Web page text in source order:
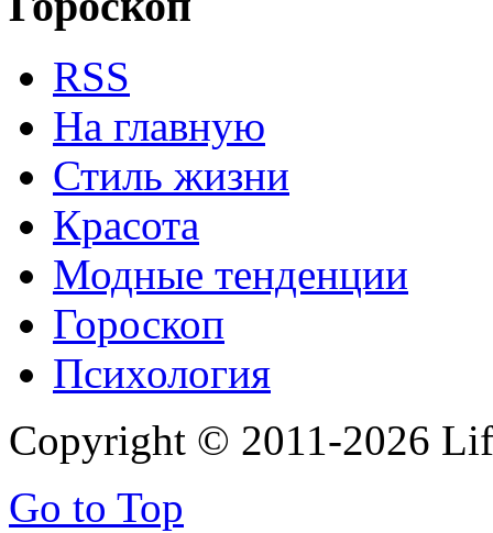
RSS
На главную
Стиль жизни
Красота
Модные тенденции
Гороскоп
Психология
Copyright © 2011-2026
Go to Top